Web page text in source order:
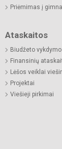
Priėmimas į
Ataskaitos
Biudžeto
Finansinių
Lėšos veiklai
Projektai
Viešieji pirkimai